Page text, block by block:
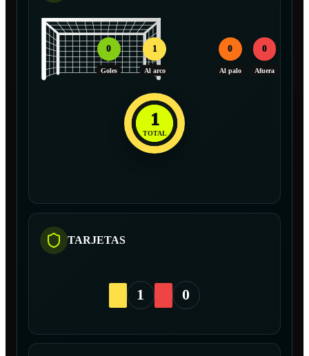
0
Goles
1
Al arco
0
Al palo
0
Afuera
1
TOTAL
TARJETAS
1 0